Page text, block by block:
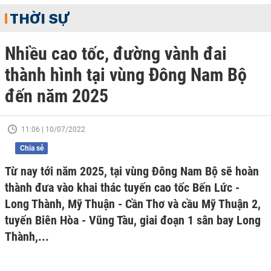
THỜI SỰ
Nhiều cao tốc, đường vành đai
thành hình tại vùng Đông Nam Bộ
đến năm 2025
11:06 | 10/07/2022
Chia sẻ
Từ nay tới năm 2025, tại vùng Đông Nam Bộ sẽ hoàn
thành đưa vào khai thác tuyến cao tốc Bến Lức -
Long Thành, Mỹ Thuận - Cần Thơ và cầu Mỹ Thuận 2,
tuyến Biên Hòa - Vũng Tàu, giai đoạn 1 sân bay Long
Thành,...